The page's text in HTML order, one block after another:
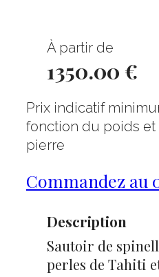
À partir de
1350.00 €
Prix indicatif
fonction du poids
pierre
Commandez au
Description
Sautoir de
perles de Tahiti